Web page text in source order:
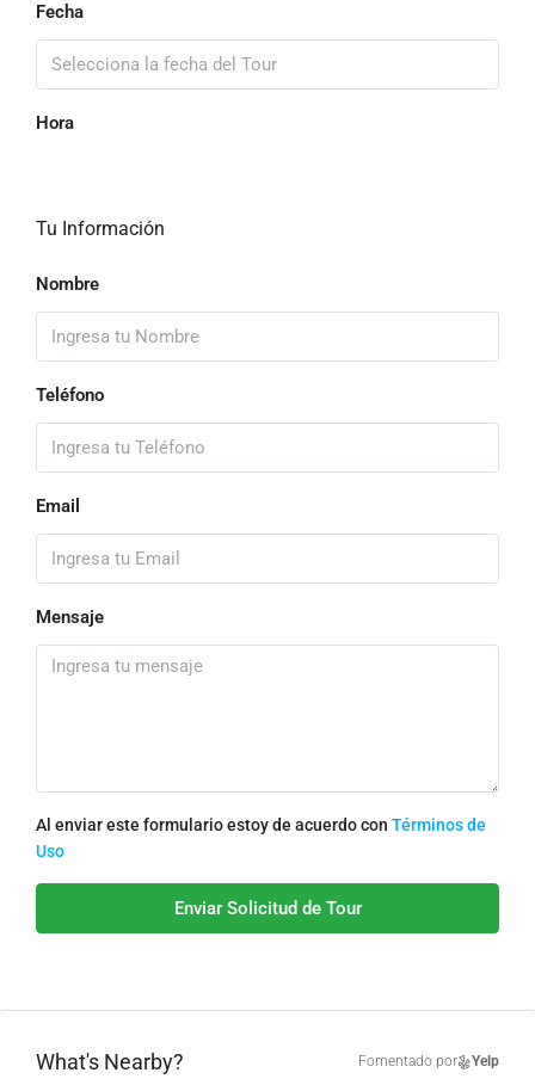
Fecha
Hora
Tu Información
Nombre
Teléfono
Email
Mensaje
Al enviar este formulario estoy de acuerdo con Términos de
Uso
Enviar Solicitud de Tour
What's Nearby? Fomentado por Yelp